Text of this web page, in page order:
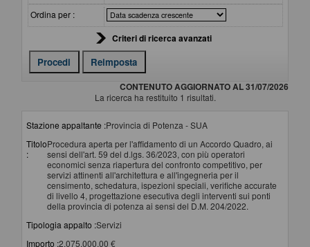
Ordina per :
Criteri di ricerca avanzati
CONTENUTO AGGIORNATO AL 31/07/2026
La ricerca ha restituito 1 risultati.
Stazione appaltante :Provincia di Potenza - SUA
Titolo
:
Procedura aperta per l'affidamento di un Accordo Quadro, ai
sensi dell'art. 59 del d.lgs. 36/2023, con più operatori
economici senza riapertura del confronto competitivo, per
servizi attinenti all'architettura e all'ingegneria per il
censimento, schedatura, ispezioni speciali, verifiche accurate
di livello 4, progettazione esecutiva degli interventi sui ponti
della provincia di potenza ai sensi del D.M. 204/2022.
Tipologia appalto :Servizi
Importo :2.075.000,00 €